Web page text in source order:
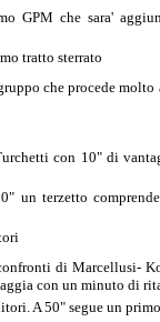
GPM che sara'
tratto sterrato
che procede
con 10" di
un terzetto
di Marcellusi-
con un minuto di
A 50" segue un